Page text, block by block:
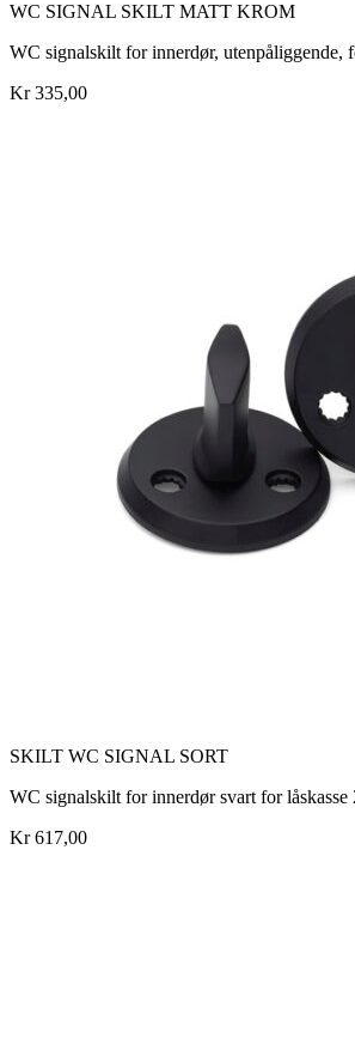
WC SIGNAL SKILT MATT KROM
WC signalskilt for innerdør, utenpåliggende,
Kr 335,00
SKILT WC SIGNAL SORT
WC signalskilt for innerdør svart for låskasse
Kr 617,00